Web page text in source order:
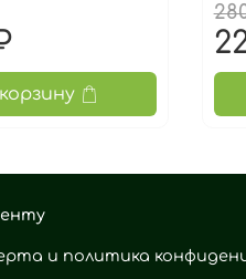
и политика